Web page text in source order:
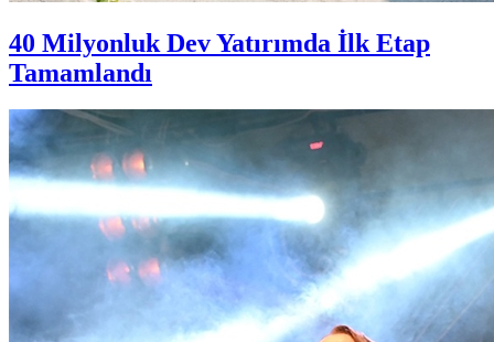
40 Milyonluk Dev Yatırımda İlk Etap
Tamamlandı